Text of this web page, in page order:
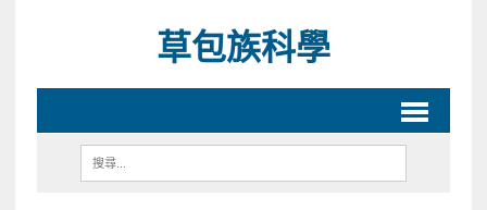
草包族科學